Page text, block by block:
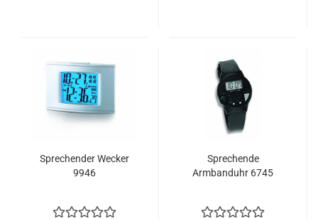
Sprechender Wecker
9946
Sprechende
Armbanduhr 6745